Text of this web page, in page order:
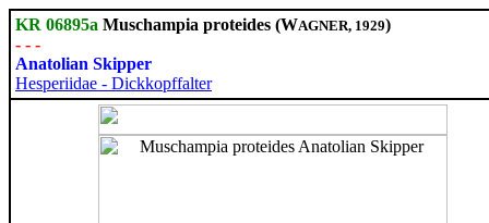
KR 06895a Muschampia proteides (WAGNER, 1929)
- - -
Anatolian Skipper
Hesperiidae - Dickkopffalter